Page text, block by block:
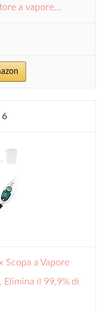
a vapore...
6
Scopa a Vapore
il 99,9% di